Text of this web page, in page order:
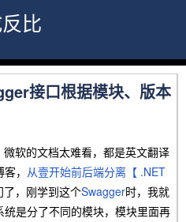
比
接口根据模块、版本
软的文档太难看，都是英文翻译
， 从壹开始前后端分离【 .NET
了，刚学到这个Swagger时，我就
是分了不同的模块，模块里面再